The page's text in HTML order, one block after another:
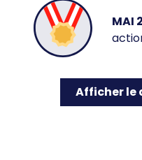
MAI
Afficher le